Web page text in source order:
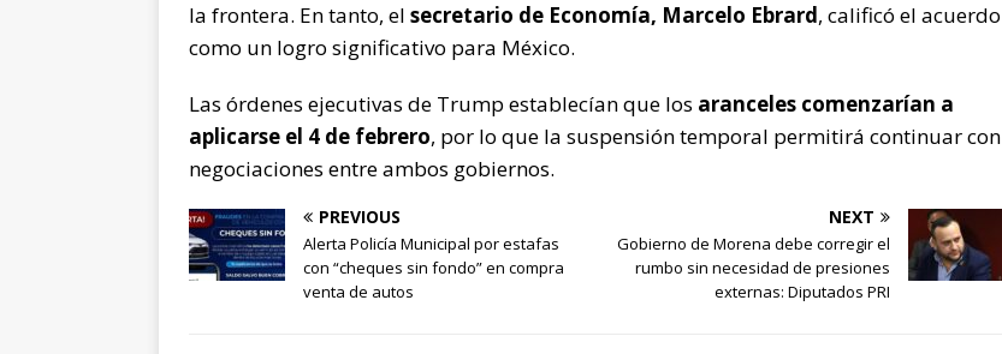
la frontera. En tanto, el secretario de Economía, Marcelo Ebrard, calificó el acuerdo
como un logro significativo para México.
Las órdenes ejecutivas de Trump establecían que los aranceles comenzarían a
aplicarse el 4 de febrero, por lo que la suspensión temporal permitirá continuar con
negociaciones entre ambos gobiernos.
PREVIOUS
Alerta Policía Municipal por estafas
con “cheques sin fondo” en compra
venta de autos
NEXT
Gobierno de Morena debe corregir el
rumbo sin necesidad de presiones
externas: Diputados PRI